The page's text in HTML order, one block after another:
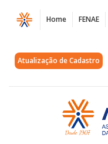
Página
Arquivos
CPA
APCEF/SP
Home FENAE
Atualização de Cadastro
Acessar
página
inicial